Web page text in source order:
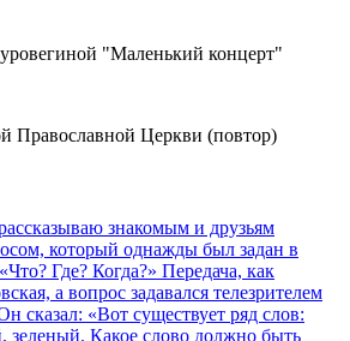
"Маленький концерт"
Православной Церкви (повтор)
знакомым и друзьям
который однажды был задан в
Где? Когда?» Передача, как
а вопрос задавался телезрителем
сказал: «Вот существует ряд слов:
зеленый. Какое слово должно быть